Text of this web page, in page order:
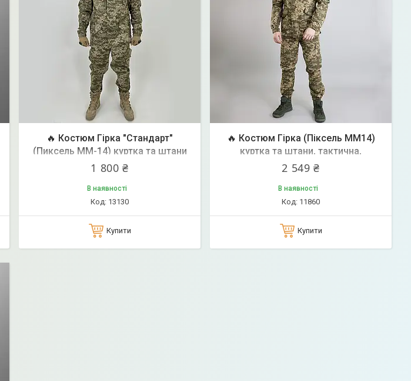
🔥 Костюм Гірка "Стандарт"
(Пиксель ММ-14) куртка та штани
гірка, тактична нацгвардії
1 800 ₴
В наявності
13130
Купити
🔥 Костюм Гірка (Піксель ММ14)
куртка та штани, тактична,
нацгвардії, нгу, військова, зсу
2 549 ₴
В наявності
11860
Купити